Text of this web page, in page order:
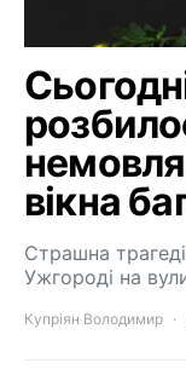
вікна
Страшна
Ужгороді на
Купріян Володимир